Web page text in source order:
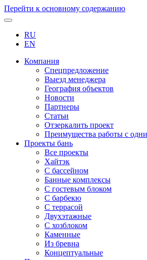
Перейти к основному содержанию
RU
EN
Компания
Спецпредложение
Выезд менеджера
География объектов
Новости
Партнеры
Статьи
Отзеркалить проект
Преимущества работы с
Проекты бань
Все проекты
Хайтэк
С бассейном
Банные комплексы
С гостевым блоком
С барбекю
С террасой
Двухэтажные
С хозблоком
Каменные
Из бревна
Концептуальные